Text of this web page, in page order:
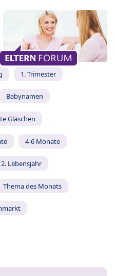
1. Trimester
Babynamen
Gläschen
4-6 Monate
Lebensjahr
Thema des Monats